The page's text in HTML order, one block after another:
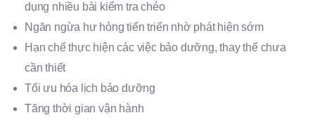
dụng nhiều bài kiểm tra chéo
Ngăn ngừa hư hỏng tiến triển nhờ phát hiện sớm
Hạn chế thực hiện các việc bảo dưỡng, thay thế chưa
cần thiết
Tối ưu hóa lịch bảo dưỡng
Tăng thời gian vận hành